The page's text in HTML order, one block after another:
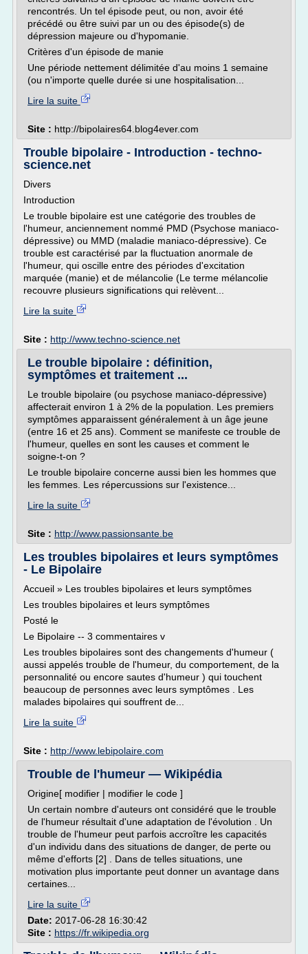
rencontrés. Un tel épisode peut, ou non, avoir été
précédé ou être suivi par un ou des épisode(s) de
dépression majeure ou d'hypomanie.
Critères d'un épisode de manie
Une période nettement délimitée d'au moins 1 semaine
(ou n'importe quelle durée si une hospitalisation...
Lire la suite
Site : http://bipolaires64.blog4ever.com
Trouble bipolaire - Introduction - techno-
science.net
Divers
Introduction
Le trouble bipolaire est une catégorie des troubles de
l'humeur, anciennement nommé PMD (Psychose maniaco-
dépressive) ou MMD (maladie maniaco-dépressive). Ce
trouble est caractérisé par la fluctuation anormale de
l'humeur, qui oscille entre des périodes d'excitation
marquée (manie) et de mélancolie (Le terme mélancolie
recouvre plusieurs significations qui relèvent...
Lire la suite
Site : http://www.techno-science.net
Le trouble bipolaire : définition,
symptômes et traitement ...
Le trouble bipolaire (ou psychose maniaco-dépressive)
affecterait environ 1 à 2% de la population. Les premiers
symptômes apparaissent généralement à un âge jeune
(entre 16 et 25 ans). Comment se manifeste ce trouble de
l'humeur, quelles en sont les causes et comment le
soigne-t-on ?
Le trouble bipolaire concerne aussi bien les hommes que
les femmes. Les répercussions sur l'existence...
Lire la suite
Site : http://www.passionsante.be
Les troubles bipolaires et leurs symptômes
- Le Bipolaire
Accueil » Les troubles bipolaires et leurs symptômes
Les troubles bipolaires et leurs symptômes
Posté le
Le Bipolaire -- 3 commentaires v
Les troubles bipolaires sont des changements d'humeur (
aussi appelés trouble de l'humeur, du comportement, de la
personnalité ou encore sautes d'humeur ) qui touchent
beaucoup de personnes avec leurs symptômes . Les
malades bipolaires qui souffrent de...
Lire la suite
Site : http://www.lebipolaire.com
Trouble de l'humeur — Wikipédia
Origine[ modifier | modifier le code ]
Un certain nombre d'auteurs ont considéré que le trouble
de l'humeur résultait d'une adaptation de l'évolution . Un
trouble de l'humeur peut parfois accroître les capacités
d'un individu dans des situations de danger, de perte ou
même d'efforts [2] . Dans de telles situations, une
motivation plus importante peut donner un avantage dans
certaines...
Lire la suite
Date: 2017-06-28 16:30:42
Site : https://fr.wikipedia.org